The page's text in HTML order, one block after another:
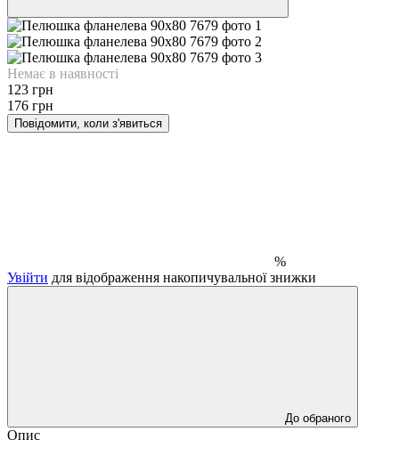
Немає в наявності
123 грн
176 грн
Повідомити, коли з'явиться
%
Увійти для відображення накопичувальної знижки
До обраного
Опис